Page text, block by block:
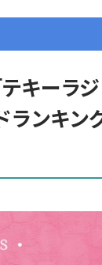
キーラジ
ランキン